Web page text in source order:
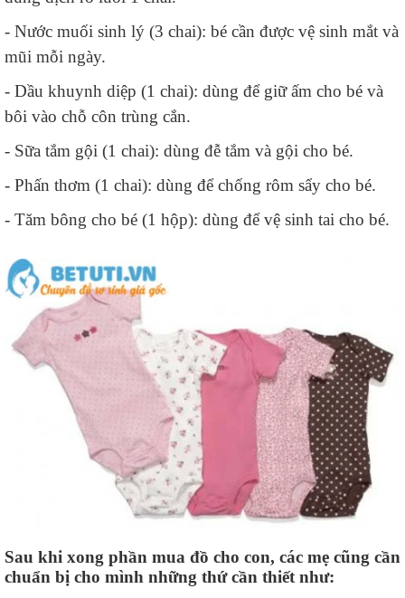
- Nước muối sinh lý (3 chai): bé cần được vệ sinh mắt và
mũi mỗi ngày.
- Dầu khuynh diệp (1 chai): dùng để giữ ấm cho bé và
bôi vào chỗ côn trùng cắn.
- Sữa tắm gội (1 chai): dùng đễ tắm và gội cho bé.
- Phấn thơm (1 chai): dùng để chống rôm sẩy cho bé.
- Tăm bông cho bé (1 hộp): dùng để vệ sinh tai cho bé.
Sau khi xong phần mua đồ cho con, các mẹ cũng cần
chuẩn bị cho mình những thứ cần thiết như: